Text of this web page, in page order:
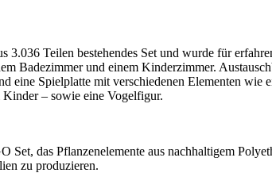
Teilen bestehendes Set und wurde für
Badezimmer und einem Kinderzimmer.
eine Spielplatte mit verschiedenen Elementen
– sowie eine Vogelfigur.
Set, das Pflanzenelemente aus nachhaltigem
zu produzieren.